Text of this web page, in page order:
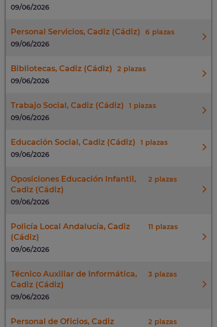
09/06/2026
Personal Servicios, Cadiz (Cádiz)
6
09/06/2026
Bibliotecas, Cadiz (Cádiz)
2
09/06/2026
Trabajo Social, Cadiz (Cádiz)
1
09/06/2026
Educación Social, Cadiz (Cádiz)
1
09/06/2026
Oposiciones Educación Infantil,
Cadiz (Cádiz)
2
09/06/2026
Policía Local Andalucía, Cadiz
(Cádiz)
11
09/06/2026
Técnico Auxiliar de Informática,
Cadiz (Cádiz)
3
09/06/2026
Personal de Oficios, Cadiz
2